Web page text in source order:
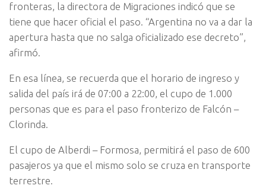
fronteras, la directora de Migraciones indicó que se
tiene que hacer oficial el paso. “Argentina no va a dar la
apertura hasta que no salga oficializado ese decreto”,
afirmó.
En esa línea, se recuerda que el horario de ingreso y
salida del país irá de 07:00 a 22:00, el cupo de 1.000
personas que es para el paso fronterizo de Falcón –
Clorinda.
El cupo de Alberdi – Formosa, permitirá el paso de 600
pasajeros ya que el mismo solo se cruza en transporte
terrestre.